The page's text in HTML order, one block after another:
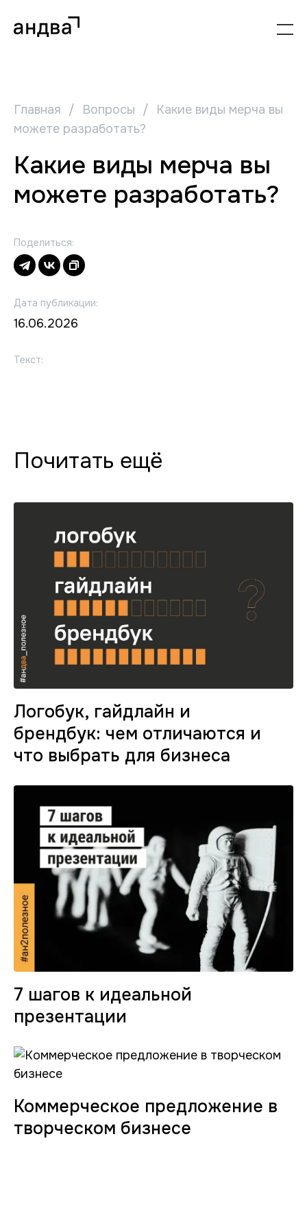
Главная / Вопросы /
Какие виды мерча вы
можете разработать?
Какие виды мерча вы
можете разработать?
Поделиться:
Дата публикации:
16.06.2026
Текст:
Почитать ещё
Логобук, гайдлайн и
брендбук: чем отличаются и
что выбрать для бизнеса
7 шагов к идеальной
презентации
Коммерческое предложение в
творческом бизнесе